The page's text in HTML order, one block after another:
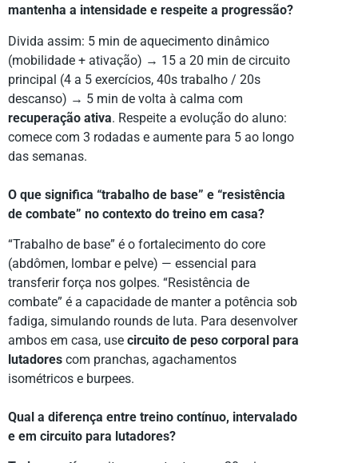
mantenha a intensidade e respeite a progressão?
Divida assim: 5 min de aquecimento dinâmico
(mobilidade + ativação) → 15 a 20 min de circuito
principal (4 a 5 exercícios, 40s trabalho / 20s
descanso) → 5 min de volta à calma com
recuperação ativa. Respeite a evolução do aluno:
comece com 3 rodadas e aumente para 5 ao longo
das semanas.
O que significa “trabalho de base” e “resistência
de combate” no contexto do treino em casa?
“Trabalho de base” é o fortalecimento do core
(abdômen, lombar e pelve) — essencial para
transferir força nos golpes. “Resistência de
combate” é a capacidade de manter a potência sob
fadiga, simulando rounds de luta. Para desenvolver
ambos em casa, use circuito de peso corporal para
lutadores com pranchas, agachamentos
isométricos e burpees.
Qual a diferença entre treino contínuo, intervalado
e em circuito para lutadores?